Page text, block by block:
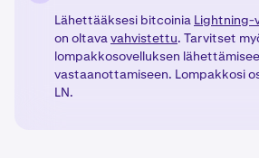
Lähettääksesi bitcoinia Lightning-
on oltavavahvistettu. Tarvitset
lompakkosovelluksen
vastaanottamiseen. Lompakkosi
LN.